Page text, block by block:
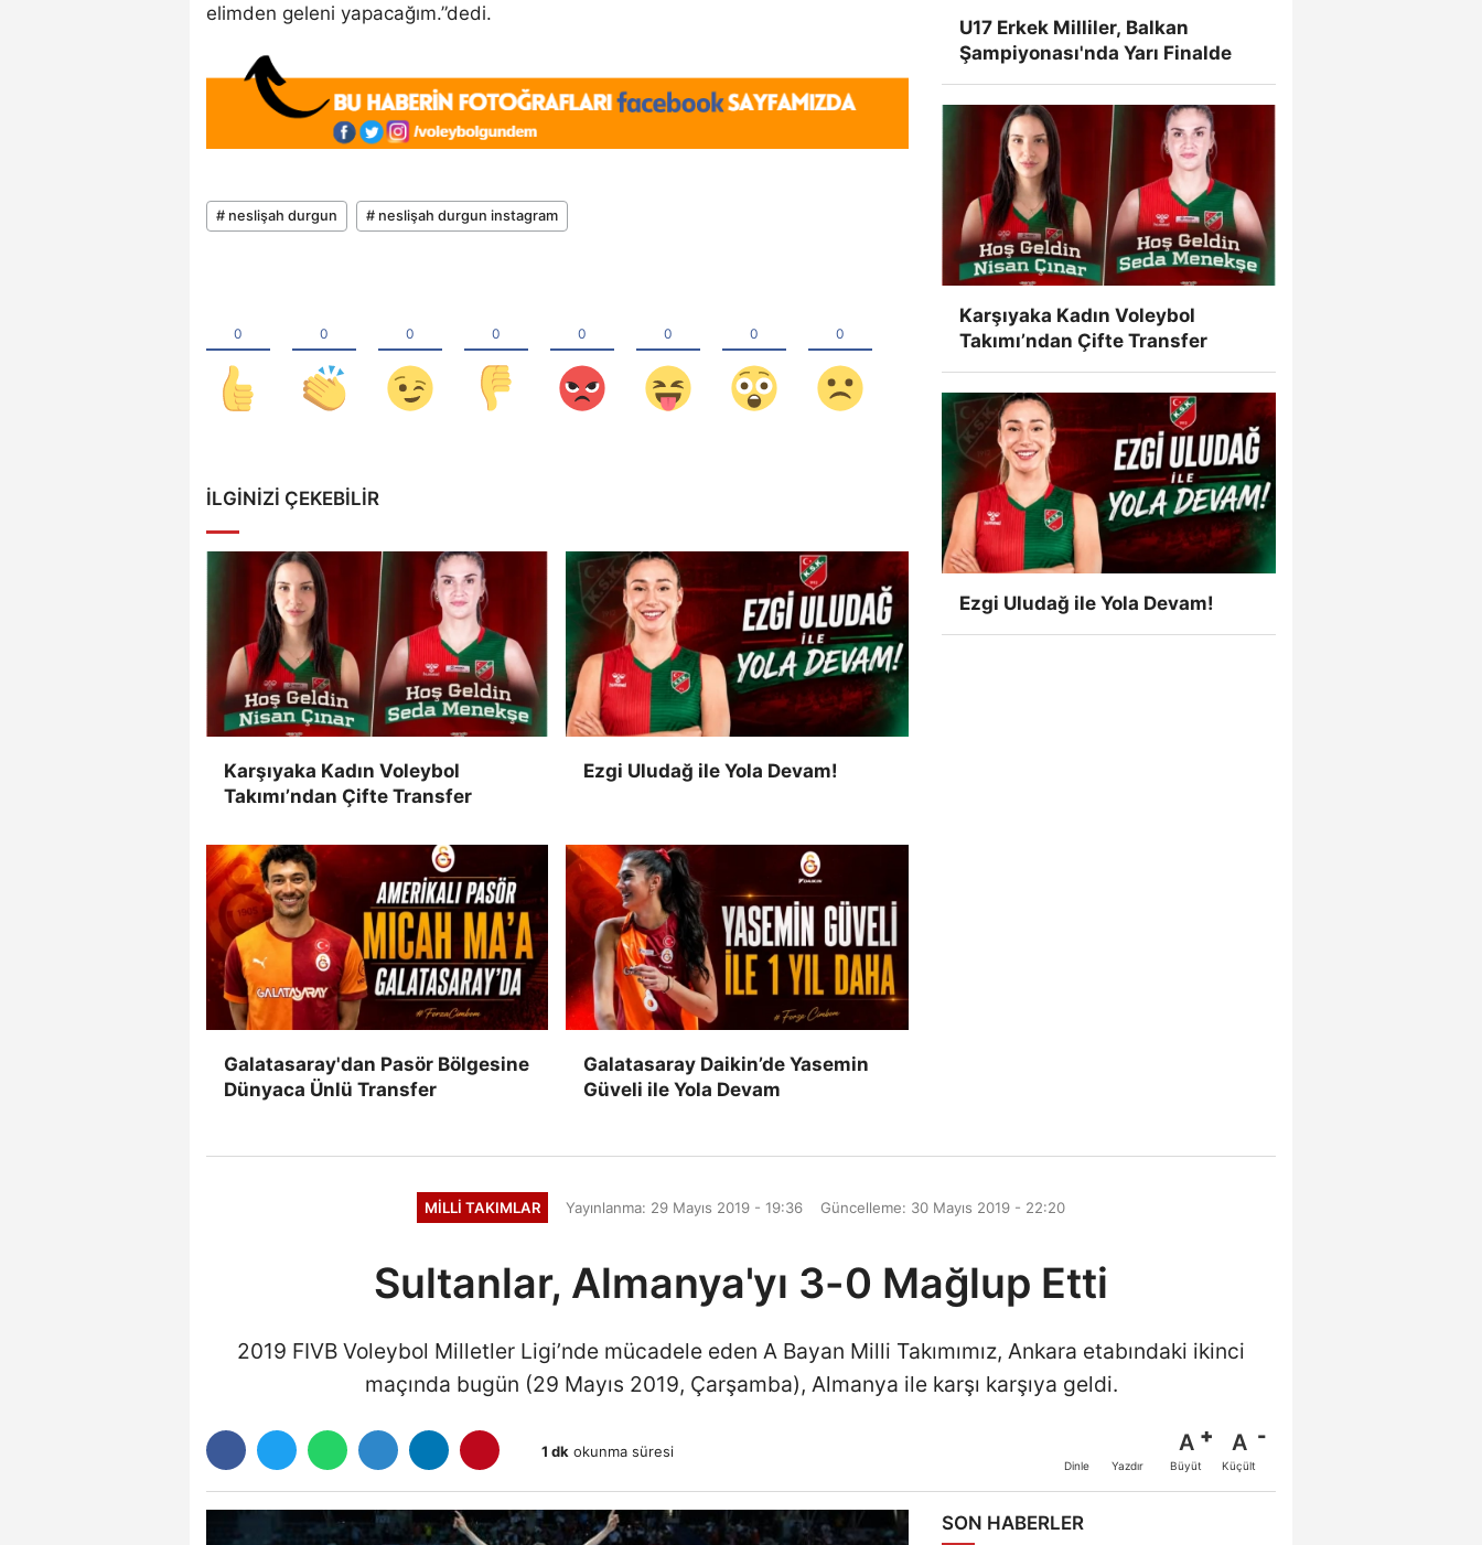
elimden geleni yapacağım.”dedi.
# neslişah durgun # neslişah durgun instagram
İLGINIZI ÇEKEBILIR
Karşıyaka Kadın Voleybol
Takımı’ndan Çifte Transfer
Ezgi Uludağ ile Yola Devam!
Galatasaray'dan Pasör Bölgesine
Dünyaca Ünlü Transfer
Galatasaray Daikin’de Yasemin
Güveli ile Yola Devam
U17 Erkek Milliler, Balkan
Şampiyonası'nda Yarı Finalde
Karşıyaka Kadın Voleybol
Takımı’ndan Çifte Transfer
Ezgi Uludağ ile Yola Devam!
MILLI TAKIMLAR Yayınlanma: 29 Mayıs 2019 - 19:36 Güncelleme: 30 Mayıs 2019 - 22:20
Sultanlar, Almanya'yı 3-0 Mağlup Etti
2019 FIVB Voleybol Milletler Ligi’nde mücadele eden A Bayan Milli Takımımız, Ankara etabındaki ikinci
maçında bugün (29 Mayıs 2019, Çarşamba), Almanya ile karşı karşıya geldi.
1 dk okunma süresi
Dinle Yazdır
A
Büyüt
A
Küçült
SON HABERLER